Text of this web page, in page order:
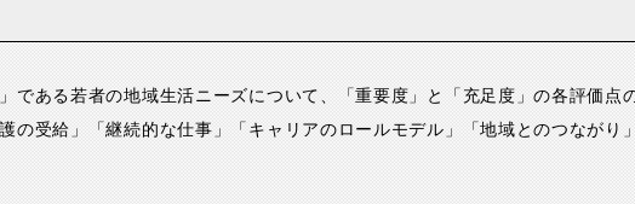
」である若者の地域生活ニーズについて、「重要度」と「充足度」の各評価点
の受給」「継続的な仕事」「キャリアのロールモデル」「地域とのつながり